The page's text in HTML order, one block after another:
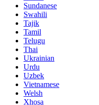
Sundanese
Swahili
Tajik
Tamil
Telugu
Thai
Ukrainian
Urdu
Uzbek
Vietnamese
Welsh
Xhosa